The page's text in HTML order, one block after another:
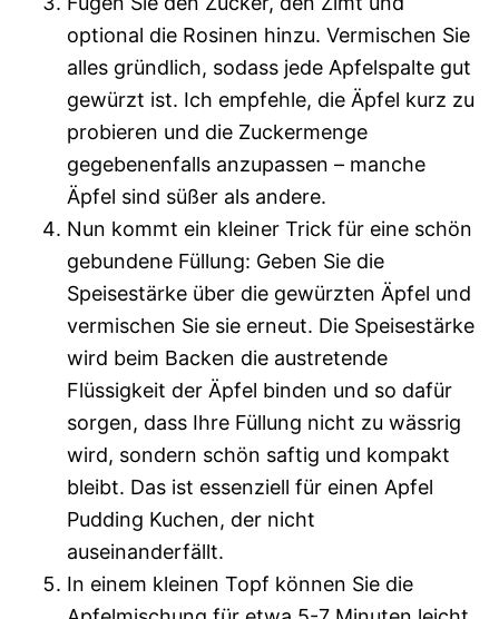
optional die Rosinen hinzu. Vermischen Sie
alles gründlich, sodass jede Apfelspalte gut
gewürzt ist. Ich empfehle, die Äpfel kurz zu
probieren und die Zuckermenge
gegebenenfalls anzupassen – manche
Äpfel sind süßer als andere.
Nun kommt ein kleiner Trick für eine schön
gebundene Füllung: Geben Sie die
Speisestärke über die gewürzten Äpfel und
vermischen Sie sie erneut. Die Speisestärke
wird beim Backen die austretende
Flüssigkeit der Äpfel binden und so dafür
sorgen, dass Ihre Füllung nicht zu wässrig
wird, sondern schön saftig und kompakt
bleibt. Das ist essenziell für einen Apfel
Pudding Kuchen, der nicht
auseinanderfällt.
In einem kleinen Topf können Sie die